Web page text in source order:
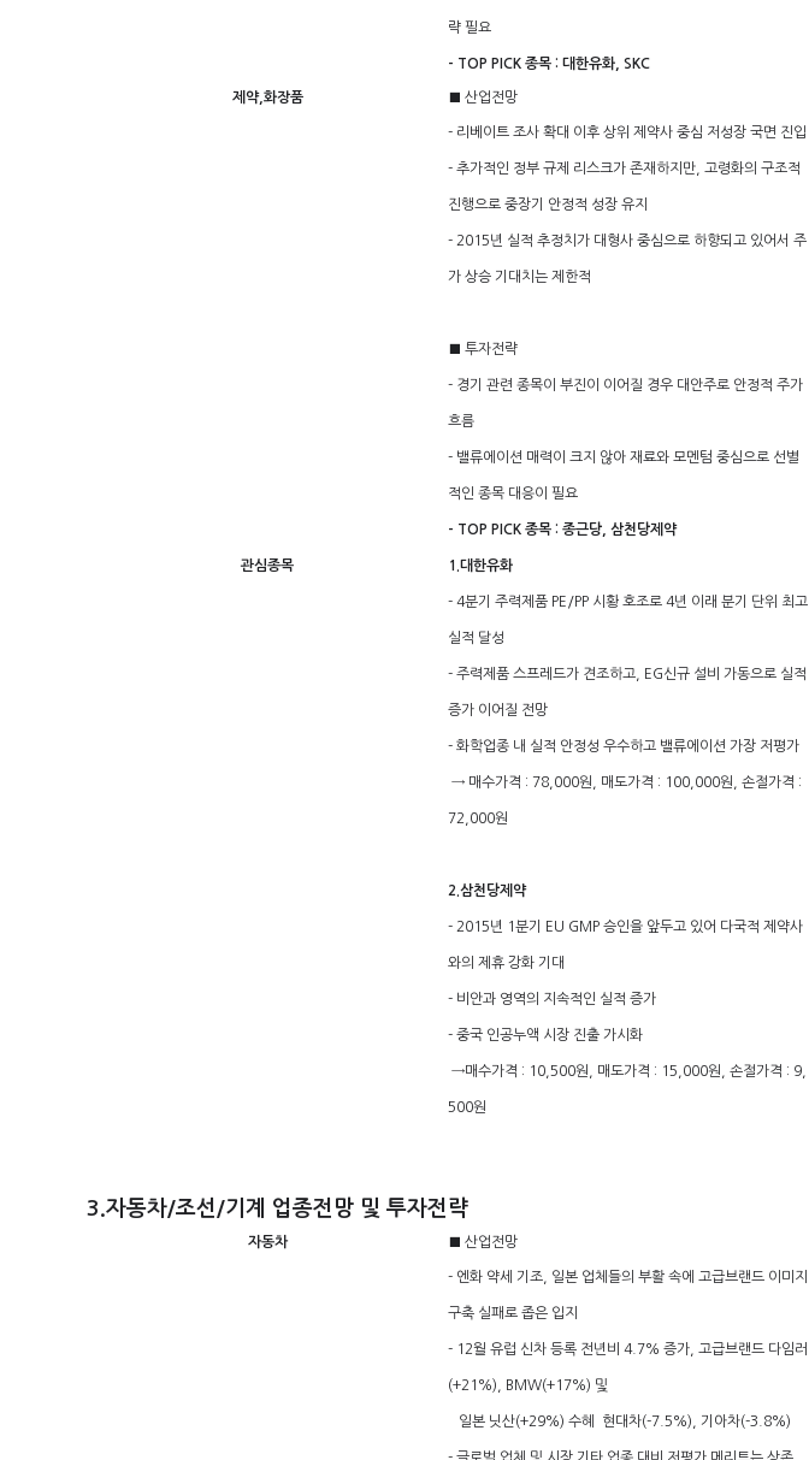
략 필요
- TOP PICK 종목 : 대한유화, SKC
제약,화장품 ■ 산업전망
- 리베이트 조사 확대 이후 상위 제약사 중심 저성장 국면 진입
- 추가적인 정부 규제 리스크가 존재하지만, 고령화의 구조적
진행으로 중장기 안정적 성장 유지
- 2015년 실적 추정치가 대형사 중심으로 하향되고 있어서 주
가 상승 기대치는 제한적
■ 투자전략
- 경기 관련 종목이 부진이 이어질 경우 대안주로 안정적 주가
흐름
- 밸류에이션 매력이 크지 않아 재료와 모멘텀 중심으로 선별
적인 종목 대응이 필요
- TOP PICK 종목 : 종근당, 삼천당제약
관심종목 1.대한유화
- 4분기 주력제품 PE/PP 시황 호조로 4년 이래 분기 단위 최고
실적 달성
- 주력제품 스프레드가 견조하고, EG신규 설비 가동으로 실적
증가 이어질 전망
- 화학업종 내 실적 안정성 우수하고 밸류에이션 가장 저평가
→ 매수가격 : 78,000원, 매도가격 : 100,000원, 손절가격 :
72,000원
2.삼천당제약
- 2015년 1분기 EU GMP 승인을 앞두고 있어 다국적 제약사
와의 제휴 강화 기대
- 비안과 영역의 지속적인 실적 증가
- 중국 인공누액 시장 진출 가시화
→매수가격 : 10,500원, 매도가격 : 15,000원, 손절가격 : 9,
500원
3.자동차/조선/기계 업종전망 및 투자전략
자동차 ■ 산업전망
- 엔화 약세 기조, 일본 업체들의 부활 속에 고급브랜드 이미지
구축 실패로 좁은 입지
- 12월 유럽 신차 등록 전년비 4.7% 증가, 고급브랜드 다임러
(+21%), BMW(+17%) 및
일본 닛산(+29%) 수혜 현대차(-7.5%), 기아차(-3.8%)